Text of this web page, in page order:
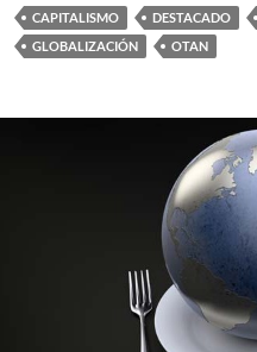
CAPITALISMO DESTACADO
GLOBALIZACIÓN
OTAN